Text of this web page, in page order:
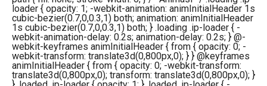
loader { opacity: 1; -webkit-animation: animInitialHeader 1s
cubic-bezier(0.7,0,0.3,1) both; animation: animInitialHeader
1s cubic-bezier(0.7,0,0.3,1) both; } .loading .ip-loader { -
webkit-animation-delay: 0.2s; animation-delay: 0.2s; } @-
webkit-keyframes animInitialHeader { from { opacity: 0; -
webkit-transform: translate3d(0,800px,0); } } @keyframes
animInitialHeader { from { opacity: 0; -webkit-transform:
translate3d(0,800px,0); transform: translate3d(0,800px,0); }